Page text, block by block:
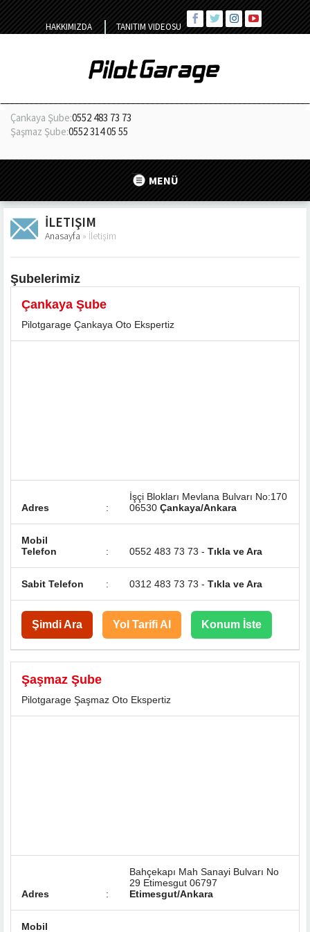
HAKKIMIZDA TANITIM VIDEOSU
Çankaya Şube:0552 483 73 73
Şaşmaz Şube:0552 314 05 55
MENÜ
İLETIŞIM
Anasayfa » İletişim
Şubelerimiz
Çankaya Şube
Pilotgarage Çankaya Oto Ekspertiz
Adres :
İşçi Blokları Mevlana Bulvarı No:170
06530 Çankaya/Ankara
Mobil
Telefon
: 0552 483 73 73 - Tıkla ve Ara
Sabit Telefon : 0312 483 73 73 - Tıkla ve Ara
Şimdi Ara Yol Tarifi Al Konum İste
Şaşmaz Şube
Pilotgarage Şaşmaz Oto Ekspertiz
Adres :
Bahçekapı Mah Sanayi Bulvarı No
29 Etimesgut 06797
Etimesgut/Ankara
Mobil